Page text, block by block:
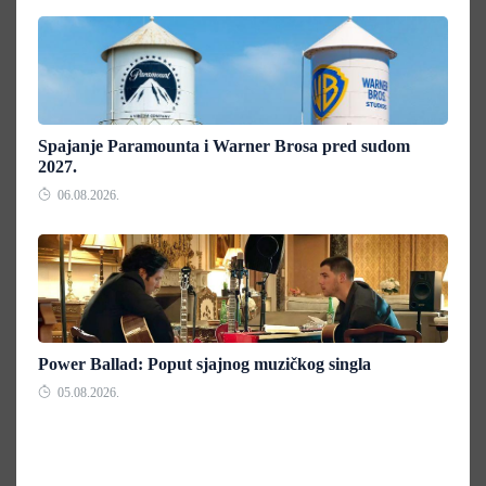
Spajanje Paramounta i Warner Brosa pred sudom
2027.
06.08.2026.
Power Ballad: Poput sjajnog muzičkog singla
05.08.2026.